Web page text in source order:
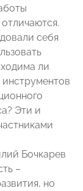
себя
ли
Эти и
Бочкарев
–
но